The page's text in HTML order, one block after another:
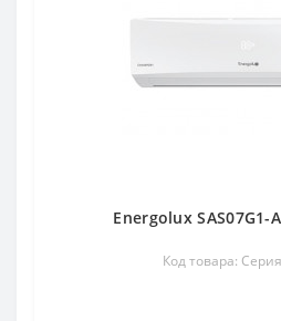
Energolux SAS07G1-
Код товара: